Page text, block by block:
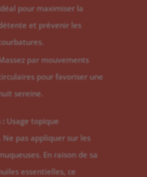
pour maximiser la
et prévenir les
par mouvements
pour favoriser une
sereine.
: Usage topique
pas appliquer sur les
En raison de sa
essentielles, ce